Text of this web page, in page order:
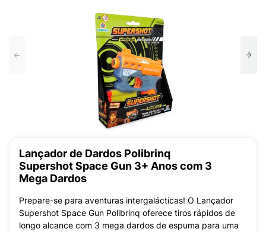
Lançador de Dardos Polibrinq
Supershot Space Gun 3+ Anos com 3
Mega Dardos
Prepare-se para aventuras intergalácticas! O Lançador
Supershot Space Gun Polibrinq oferece tiros rápidos de
longo alcance com 3 mega dardos de espuma para uma